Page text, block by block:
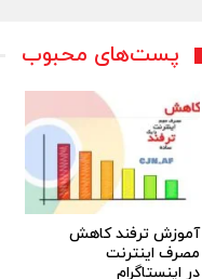
پست‌های محبوب
آموزش ترفند کاهش
مصرف اینترنت
در اینستاگرام